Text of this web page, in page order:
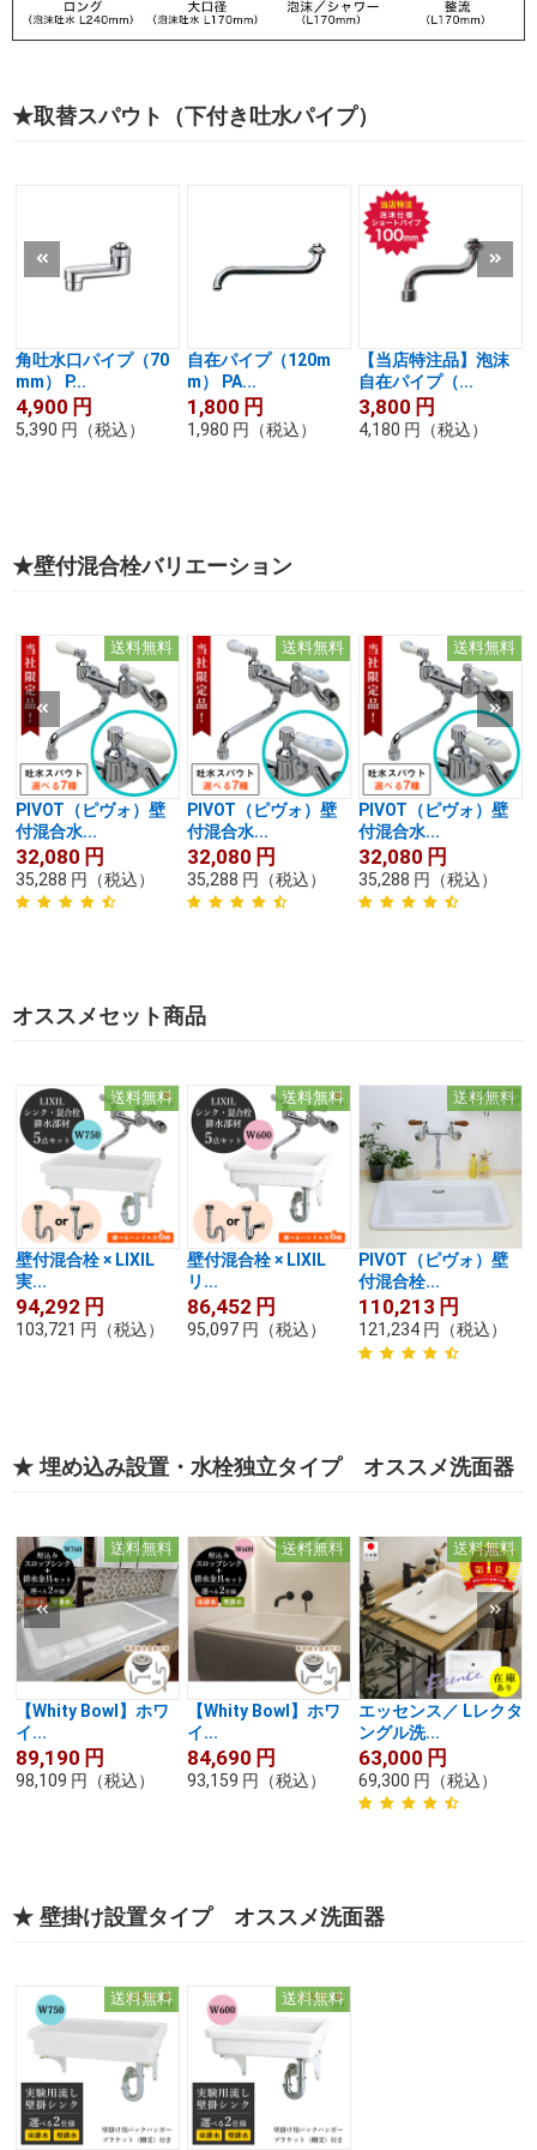
★取替スパウト（下付き吐水パイプ）
角吐水口パイプ（70
mm） P...
4,900 円
5,390 円 （税込）
自在パイプ（120m
m） PA...
1,800 円
1,980 円 （税込）
【当店特注品】泡沫
自在パイプ（...
3,800 円
4,180 円 （税込）
★壁付混合栓バリエーション
送料無料
PIVOT（ピヴォ）壁
付混合水...
32,080 円
35,288 円 （税込）
送料無料
PIVOT（ピヴォ）壁
付混合水...
32,080 円
35,288 円 （税込）
送料無料
PIVOT（ピヴォ）壁
付混合水...
32,080 円
35,288 円 （税込）
オススメセット商品
送料無料
壁付混合栓 × LIXIL
実...
94,292 円
103,721 円 （税込）
送料無料
壁付混合栓 × LIXIL
リ...
86,452 円
95,097 円 （税込）
送料無料
PIVOT（ピヴォ）壁
付混合栓...
110,213 円
121,234 円 （税込）
★ 埋め込み設置・水栓独立タイプ オススメ洗面器
送料無料
【Whity Bowl】ホワ
イ...
89,190 円
98,109 円 （税込）
送料無料
【Whity Bowl】ホワ
イ...
84,690 円
93,159 円 （税込）
送料無料
エッセンス／ Lレクタ
ングル洗...
63,000 円
69,300 円 （税込）
★ 壁掛け設置タイプ オススメ洗面器
送料無料 送料無料